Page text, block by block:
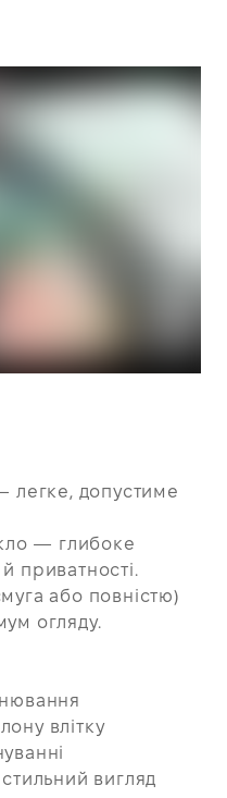
легке, допустиме
— глибоке
приватності.
або повністю)
огляду.
влітку
вигляд